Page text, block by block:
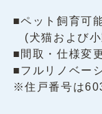
■ペット飼育可
(犬猫および小
■間取・仕様変
■フルリノベー
※住戸番号は